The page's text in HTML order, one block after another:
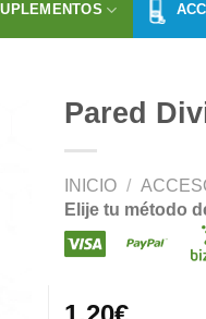
Pared
INICIO /
Elije tu método